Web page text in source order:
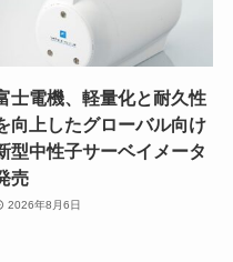
士電機、軽量化と耐久性
向上したグローバル向け
型中性子サーベイメータ
売
2026年8月6日